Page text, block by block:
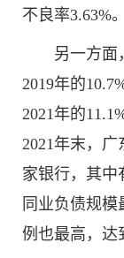
不良率3.63%。
另一方面
2019年的
2021年的
2021年末，
家银行，其中
同业负债规模
例也最高，达